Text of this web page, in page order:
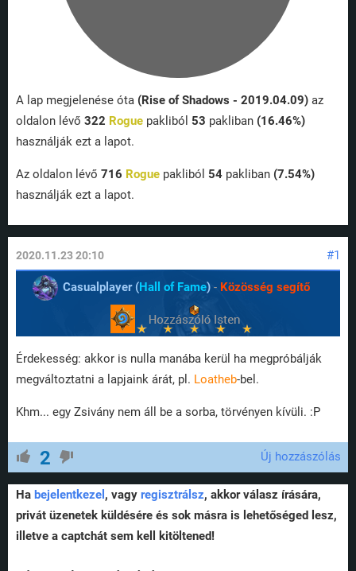
A lap megjelenése óta (Rise of Shadows - 2019.04.09) az
oldalon lévő 322 Rogue pakliból 53 pakliban (16.46%)
használják ezt a lapot.
Az oldalon lévő 716 Rogue pakliból 54 pakliban (7.54%)
használják ezt a lapot.
#1
2020.11.23 20:10
Casualplayer (Hall of Fame) - Közösség segítő
Érdekesség: akkor is nulla manába kerül ha megpróbálják
megváltoztatni a lapjaink árát, pl. Loatheb-bel.
Khm... egy Zsivány nem áll be a sorba, törvényen kívüli. :P
2 Új hozzászólás
Ha bejelentkezel , vagy regisztrálsz, akkor válasz írására,
privát üzenetek küldésére és sok másra is lehetőséged lesz,
illetve a captchát sem kell kitöltened!